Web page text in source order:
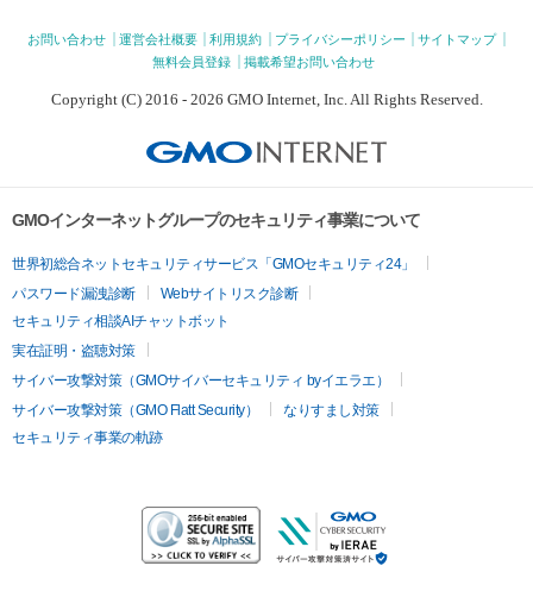
お問い合わせ 運営会社概要 利用規約 プライバシーポリシー
サイトマップ
無料会員登録
掲載希望お問い合わせ
Copyright (C) 2016 - 2026 GMO Internet, Inc. All Rights Reserved.
GMOインターネットグループのセキュリティ事業について
世界初総合ネットセキュリティサービス「GMOセキュリティ24」
パスワード漏洩診断
Webサイトリスク診断
セキュリティ相談AIチャットボット
実在証明・盗聴対策
サイバー攻撃対策（GMOサイバーセキュリティ byイエラエ）
サイバー攻撃対策（GMO Flatt Security）
なりすまし対策
セキュリティ事業の軌跡